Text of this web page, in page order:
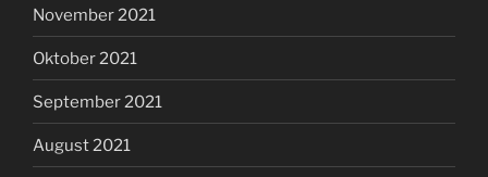
November 2021
Oktober 2021
September 2021
August 2021